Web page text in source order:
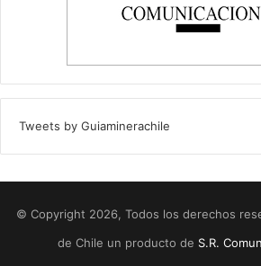
Tweets by Guiaminerachile
© Copyright 2026, Todos los derechos
de Chile un producto de S.R.